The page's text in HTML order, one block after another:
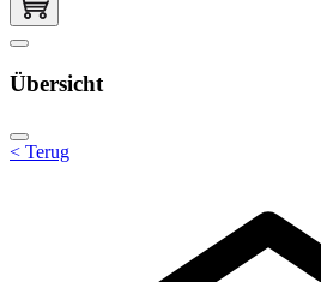
Übersicht
< Terug